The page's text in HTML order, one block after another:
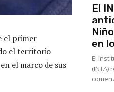
el primer
el territorio
el marco de sus
El
en
El
(INTA)